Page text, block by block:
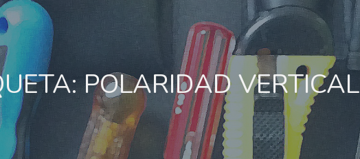
POLARIDAD VERTICAL